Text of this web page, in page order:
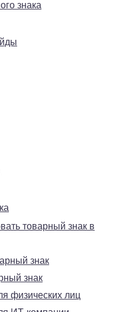
знака
товарный знак в
знак
знак
физических лиц